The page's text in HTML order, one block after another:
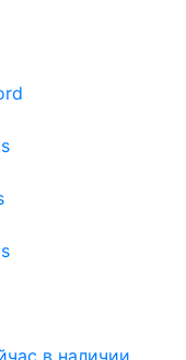
в наличии